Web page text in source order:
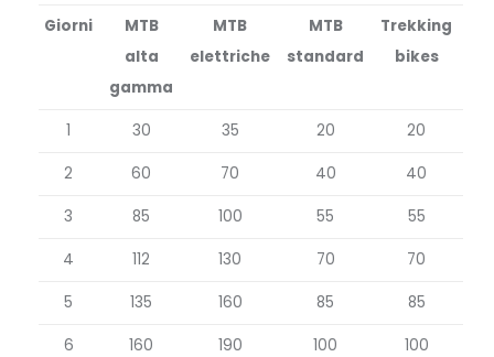
Giorni
MTB
alta
gamma
MTB
elettriche
MTB
standard
Trekking
bikes
1 30 35 20 20
2 60 70 40 40
3 85 100 55 55
4 112 130 70 70
5 135 160 85 85
6 160 190 100 100